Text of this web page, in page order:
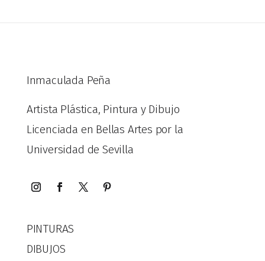
Inmaculada Peña
Artista Plástica, Pintura y Dibujo
Licenciada en Bellas Artes por la
Universidad de Sevilla
PINTURAS
DIBUJOS